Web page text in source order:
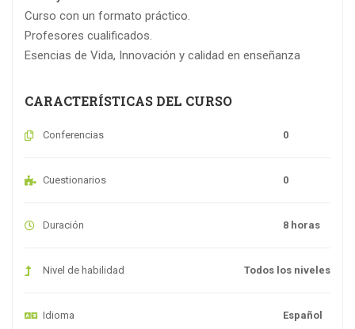
Curso con un formato práctico.
Profesores cualificados.
Esencias de Vida, Innovación y calidad en enseñanza
CARACTERÍSTICAS DEL CURSO
Conferencias 0
Cuestionarios 0
Duración 8 horas
Nivel de habilidad Todos los niveles
Idioma Español